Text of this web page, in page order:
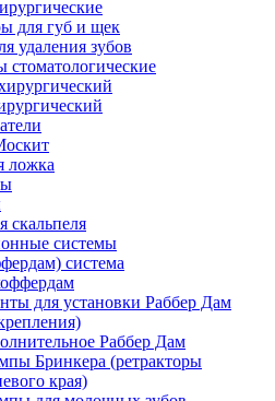
для губ и щек
удаления зубов
стоматологические
ложка
скальпеля
системы
система
для установки Раббер Дам
Раббер Дам
Бринкера (ретракторы
края)